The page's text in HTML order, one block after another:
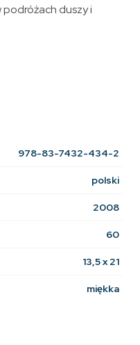
podróżach duszy i
978-83-7432-434-2
polski
2008
60
13,5 x 21
miękka